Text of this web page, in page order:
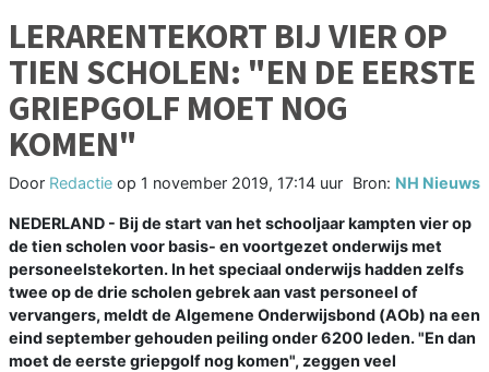
LERARENTEKORT BIJ VIER OP
TIEN SCHOLEN: "EN DE EERSTE
GRIEPGOLF MOET NOG
KOMEN"
Door Redactie op 1 november 2019, 17:14 uur Bron: NH Nieuws
NEDERLAND - Bij de start van het schooljaar kampten vier op
de tien scholen voor basis- en voortgezet onderwijs met
personeelstekorten. In het speciaal onderwijs hadden zelfs
twee op de drie scholen gebrek aan vast personeel of
vervangers, meldt de Algemene Onderwijsbond (AOb) na een
eind september gehouden peiling onder 6200 leden. "En dan
moet de eerste griepgolf nog komen", zeggen veel